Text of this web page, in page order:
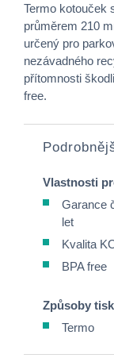
Termo kotouček
průměrem 210
určený pro
nezávadného
přítomnosti
free.
Vlastnosti
Garance
let
Kvalita
BPA free
Způsoby
Termo